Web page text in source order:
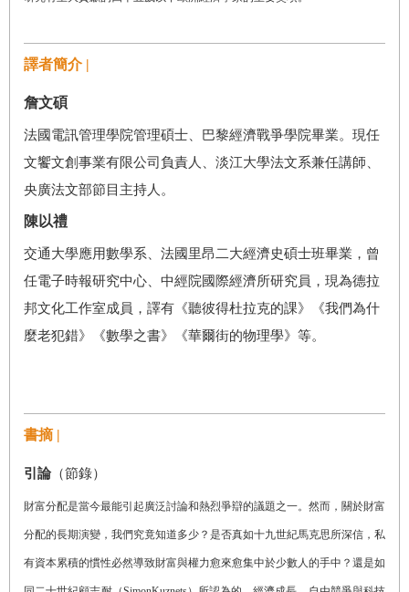
譯者簡介 |
詹文碩
法國電訊管理學院管理碩士、巴黎經濟戰爭學院畢業。現任
文饗文創事業有限公司負責人、淡江大學法文系兼任講師、
央廣法文部節目主持人。
陳以禮
交通大學應用數學系、法國里昂二大經濟史碩士班畢業，曾
任電子時報研究中心、中經院國際經濟所研究員，現為德拉
邦文化工作室成員，譯有《聽彼得杜拉克的課》《我們為什
麼老犯錯》《數學之書》《華爾街的物理學》等。
書摘 |
引論（節錄）
財富分配是當今最能引起廣泛討論和熱烈爭辯的議題之一。然而，關於財富
分配的長期演變，我們究竟知道多少？是否真如十九世紀馬克思所深信，私
有資本累積的慣性必然導致財富與權力愈來愈集中於少數人的手中？還是如